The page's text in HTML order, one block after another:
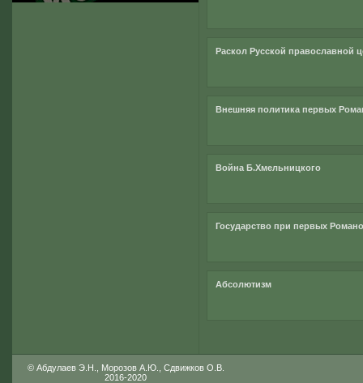
Раскол Русской православной
Внешняя политика первых
Война Б.Хмельницкого
Государство при первых
Абсолютизм
© Абдулаев Э.Н., Морозов А.Ю., Сдвижков О.В.
2016-2020